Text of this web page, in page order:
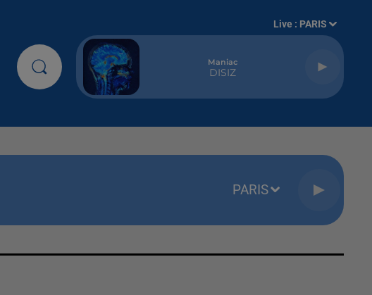
Live : PARIS
Maniac
DISIZ
PARIS